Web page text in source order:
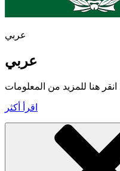
عربي
عربي
اقرأ أكثر